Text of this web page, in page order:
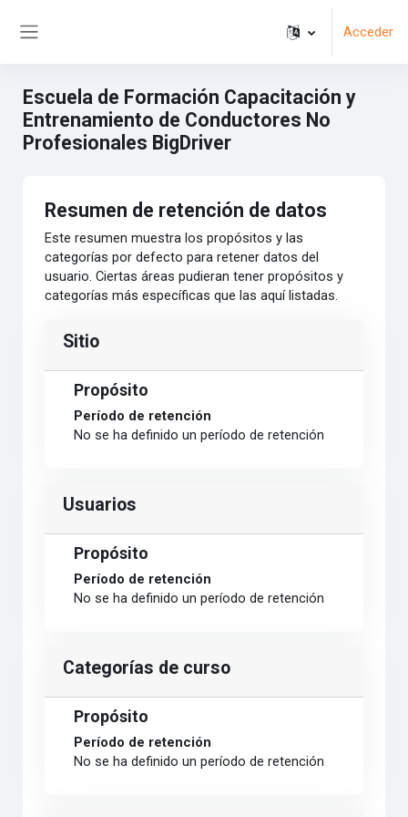
Acceder
Escuela de Formación Capacitación y
Entrenamiento de Conductores No
Profesionales BigDriver
Resumen de retención de datos
Este resumen muestra los propósitos y las
categorías por defecto para retener datos del
usuario. Ciertas áreas pudieran tener propósitos y
categorías más específicas que las aquí listadas.
Sitio
Propósito
Período de retención
No se ha definido un período de retención
Usuarios
Propósito
Período de retención
No se ha definido un período de retención
Categorías de curso
Propósito
Período de retención
No se ha definido un período de retención